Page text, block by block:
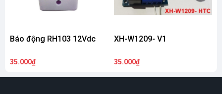
Báo động RH103 12Vdc
35.000₫
XH-W1209- V1
35.000₫